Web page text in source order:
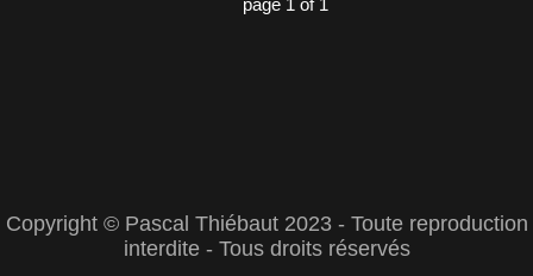
page 1 of 1
Copyright © Pascal Thiébaut 2023 - Toute reproduction
interdite - Tous droits réservés